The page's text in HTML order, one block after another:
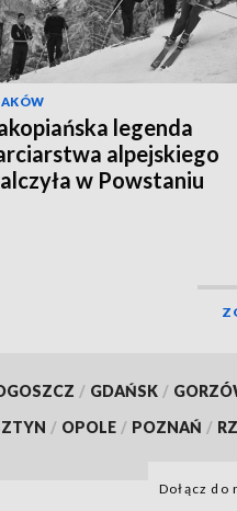
legenda
alpejskiego
w Powstaniu
/ GDAŃSK /
/ OPOLE / POZNAŃ /
Dołącz do